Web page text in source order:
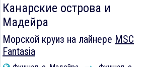
Канарские острова и
Мадейра
Морской круиз на лайнере MSC
Fantasia